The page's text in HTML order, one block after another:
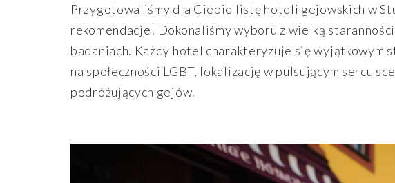
Przygotowaliśmy dla Ciebie listę hoteli gejowskich w
rekomendacje! Dokonaliśmy wyboru z wielką
badaniach. Każdy hotel charakteryzuje się wyjątkowym
na społeczności LGBT, lokalizację w pulsującym sercu
podróżujących gejów.